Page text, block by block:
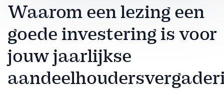
Waarom een lezing een
goede investering is voor
jouw jaarlijkse